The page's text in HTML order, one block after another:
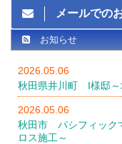
メールでの
お知らせ
2026.05.06
秋田県井川町 I様邸
2026.05.06
秋田市 パシフィック
ロス施工～